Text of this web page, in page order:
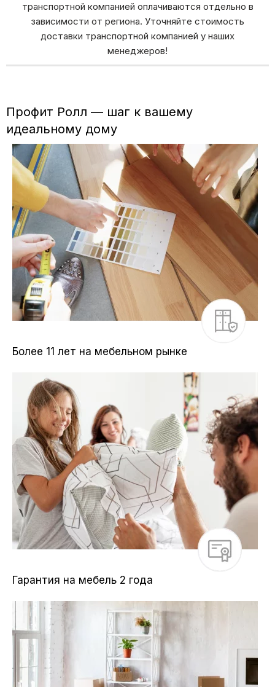
транспортной компанией оплачиваются отдельно в
зависимости от региона. Уточняйте стоимость
доставки транспортной компанией у наших
менеджеров!
Профит Ролл — шаг к вашему
идеальному дому
Более 11 лет на мебельном рынке
Гарантия на мебель 2 года